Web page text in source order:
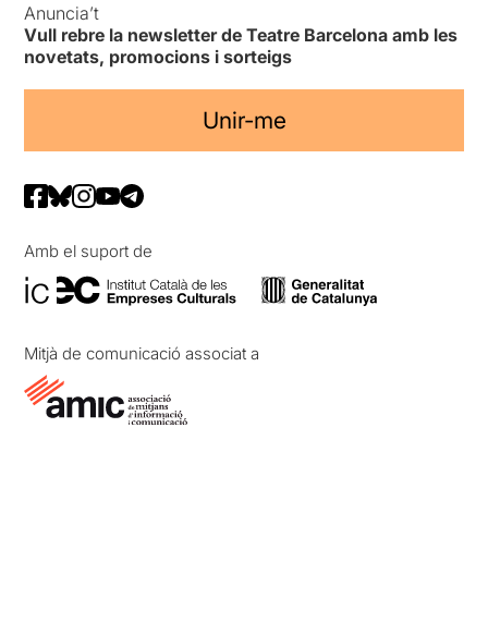
Anuncia’t
Vull rebre la newsletter de Teatre Barcelona amb les
novetats, promocions i sorteigs
Unir-me
Amb el suport de
Mitjà de comunicació associat a